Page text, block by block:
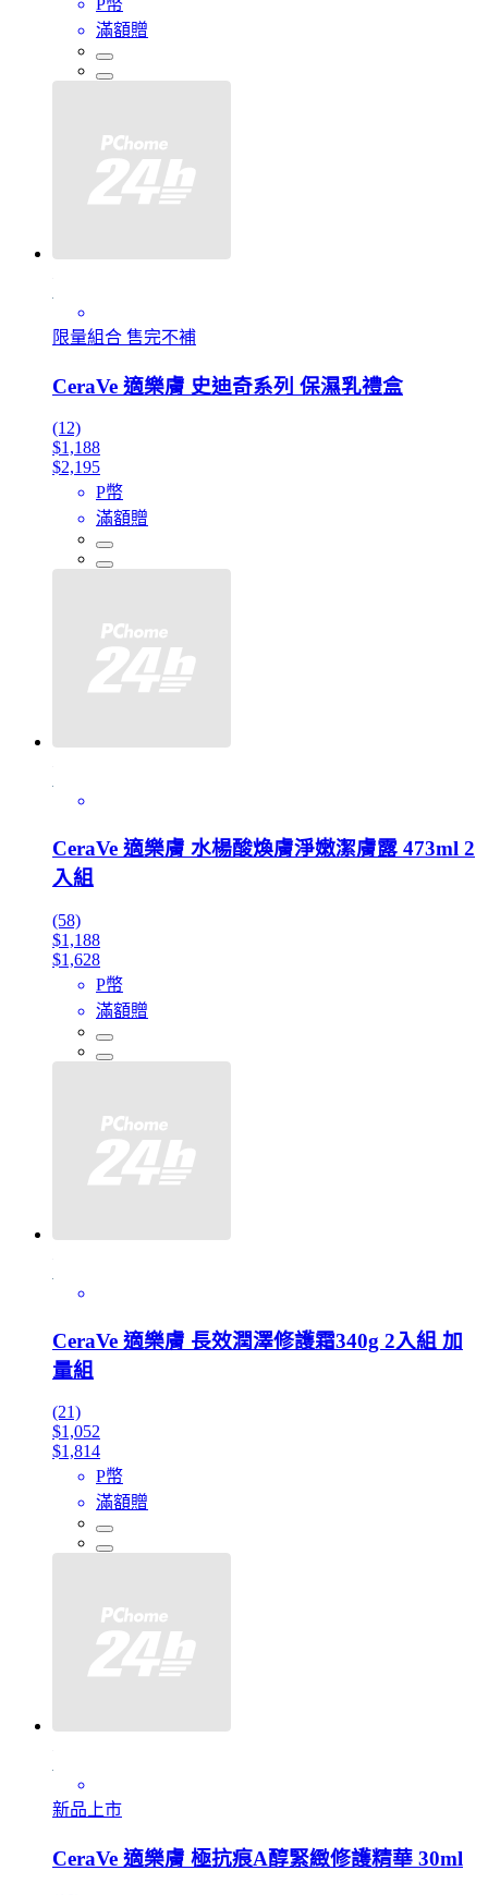
P幣
滿額贈
限量組合 售完不補
CeraVe 適樂膚 史迪奇系列 保濕乳禮盒
(12)
$1,188
$2,195
P幣
滿額贈
CeraVe 適樂膚 水楊酸煥膚淨嫩潔膚露 473ml 2
入組
(58)
$1,188
$1,628
P幣
滿額贈
CeraVe 適樂膚 長效潤澤修護霜340g 2入組 加
量組
(21)
$1,052
$1,814
P幣
滿額贈
新品上市
CeraVe 適樂膚 極抗痕A醇緊緻修護精華 30ml